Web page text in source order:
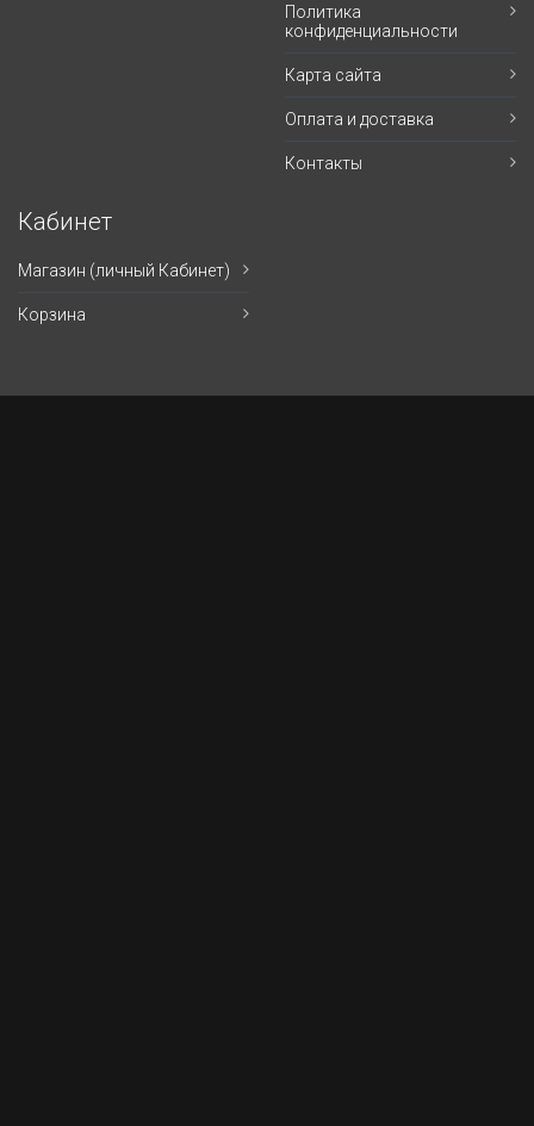
Политика
конфиденциальности
Карта сайта
Оплата и доставка
Контакты
Кабинет
Магазин (личный Кабинет)
Корзина